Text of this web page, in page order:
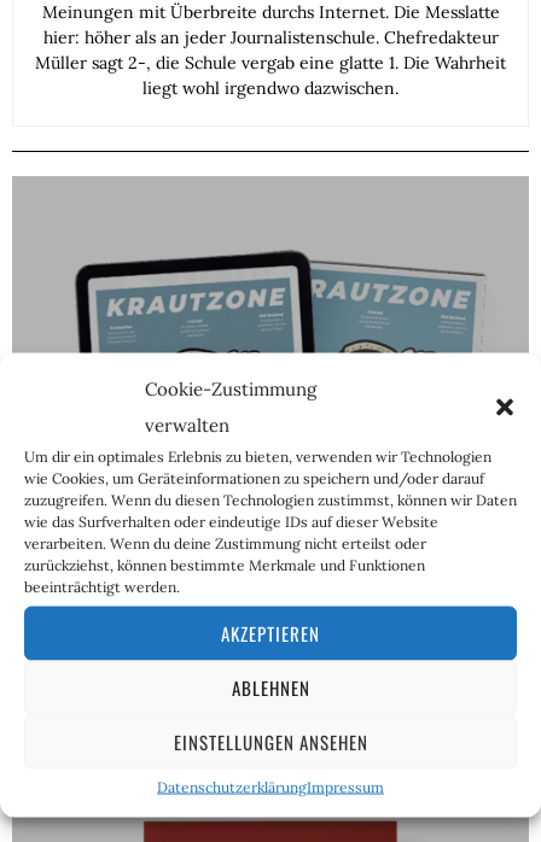
Cookie-Zustimmung
verwalten
Um dir ein optimales Erlebnis zu bieten, verwenden wir Technologien
wie Cookies, um Geräteinformationen zu speichern und/oder darauf
zuzugreifen. Wenn du diesen Technologien zustimmst, können wir Daten
wie das Surfverhalten oder eindeutige IDs auf dieser Website
verarbeiten. Wenn du deine Zustimmung nicht erteilst oder
zurückziehst, können bestimmte Merkmale und Funktionen
beeinträchtigt werden.
AKZEPTIEREN
ABLEHNEN
EINSTELLUNGEN ANSEHEN
DatenschutzerklärungImpressum
Meinungen mit Überbreite durchs Internet. Die Messlatte
hier: höher als an jeder Journalistenschule. Chefredakteur
Müller sagt 2-, die Schule vergab eine glatte 1. Die Wahrheit
liegt wohl irgendwo dazwischen.